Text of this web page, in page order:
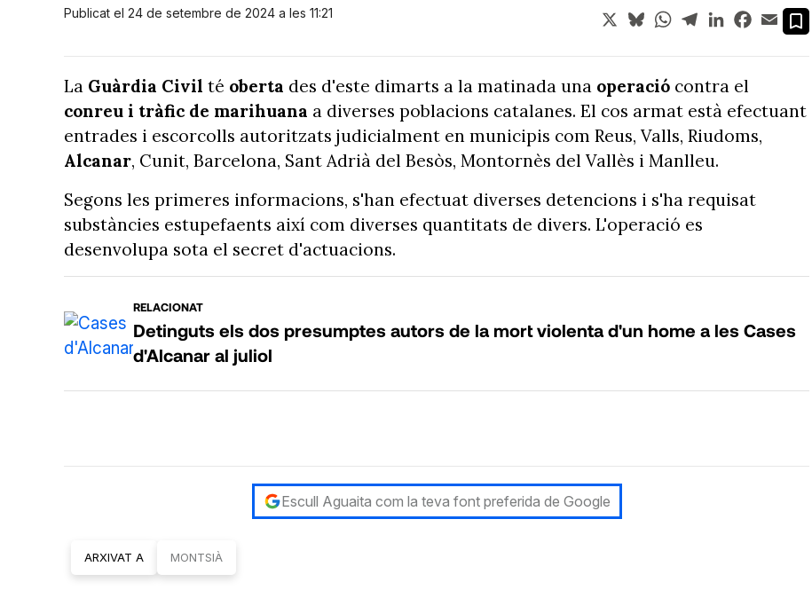
Publicat el 24 de setembre de 2024 a les 11:21 X BlueskyWhatsApp
TelegramLinkedInFacebook
Email
La Guàrdia Civil té oberta des d'este dimarts a la matinada una operació contra el
conreu i tràfic de marihuana a diverses poblacions catalanes. El cos armat està efectuant
entrades i escorcolls autoritzats judicialment en municipis com Reus, Valls, Riudoms,
Alcanar, Cunit, Barcelona, Sant Adrià del Besòs, Montornès del Vallès i Manlleu.
Segons les primeres informacions, s'han efectuat diverses detencions i s'ha requisat
substàncies estupefaents així com diverses quantitats de divers. L'operació es
desenvolupa sota el secret d'actuacions.
RELACIONAT
Detinguts els dos presumptes autors de la mort violenta d'un home a les Cases
d'Alcanar al juliol
Escull Aguaita com la teva font preferida de Google
ARXIVAT A MONTSIÀ